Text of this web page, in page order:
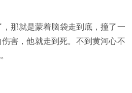
那就是蒙着脑袋走到底，撞了一
害，他就走到死。不到黄河心不